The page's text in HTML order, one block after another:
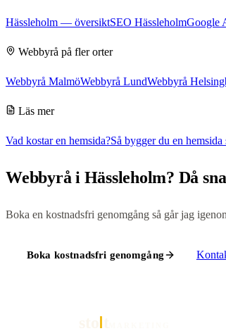
Hässleholm — översiktSEO HässleholmGoogle
Webbyrå på fler orter
Webbyrå MalmöWebbyrå LundWebbyrå
Läs mer
Vad kostar en hemsida?Så bygger du en hemsida
Webbyrå i Hässleholm? Då
Boka en kostnadsfri genomgång så går jag
Boka kostnadsfri genomgång